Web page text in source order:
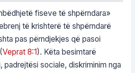
fiseve të shpërndara»
të krishterë të shpërndarë
pas përndjekjes që pasoi
Veprat 8:1). Këta besimtarë
padrejtësi sociale, diskriminim nga